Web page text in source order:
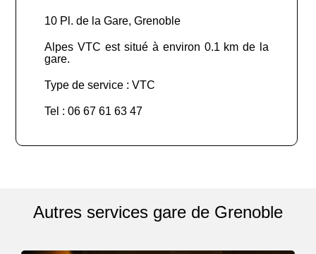
10 Pl. de la Gare, Grenoble
Alpes VTC est situé à environ 0.1 km de la
gare.
Type de service : VTC
Tel : 06 67 61 63 47
Autres services gare de Grenoble